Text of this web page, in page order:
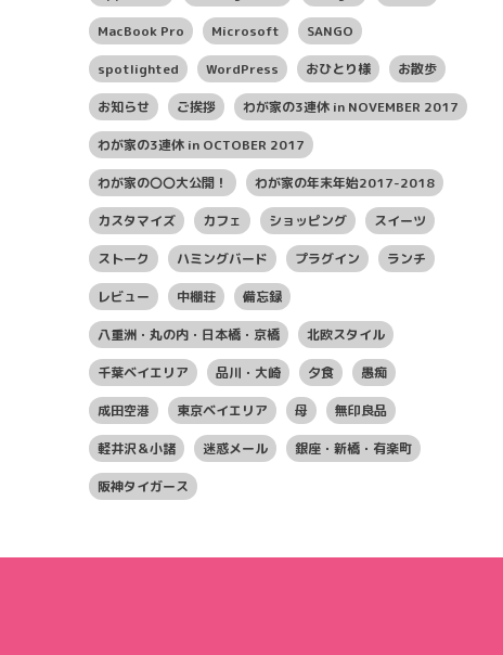
MacBook Pro Microsoft SANGO
spotlighted WordPress おひとり様 お散歩
お知らせ ご挨拶 わが家の3連休 in NOVEMBER 2017
わが家の3連休 in OCTOBER 2017
わが家の〇〇大公開！ わが家の年末年始2017-2018
カスタマイズ カフェ ショッピング スイーツ
ストーク ハミングバード プラグイン ランチ
レビュー 中棚荘 備忘録
八重洲・丸の内・日本橋・京橋 北欧スタイル
千葉ベイエリア 品川・大崎 夕食 愚痴
成田空港 東京ベイエリア 母 無印良品
軽井沢＆小諸 迷惑メール 銀座・新橋・有楽町
阪神タイガース